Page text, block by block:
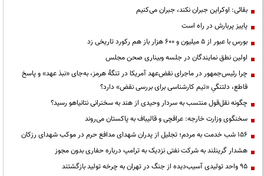
بقائی: اوکراین جبران نکند، جبران می‌کنیم
پاییز پربارش در راه است
بورس با عبور از ۵ میلیون و ۶۰۰ هزار باز هم رکورد تاریخی زد
اولین نطق نمایندگان در جلسه وبیناری صحن مجلس
چرا رئیس‌جمهور در ماجرای نقض‌عهد آمریکا در تنگهٔ هرمز، به‌جای «نبذ عهد» و پاسخ
قاطع، دلتنگیِ «تیم کارشناسی برای بررسی نقض» دارد؟
چگونه نقل‌قول منتسب به سردار وحیدی از هند به سخنرانی نتانیاهو رسید؟
سخنگوی وزارت خارجه: عراقچی و قالیباف به پاکستان می‌روند
۱۵۶ شب خدمت به مردم؛ تجلیل از پدران شهدای مدافع حرم در موکب شهدای رزکان
هشدار گرینلند به شرکت نفتی نزدیک به ترامپ درباره حفاری بدون مجوز
95 واحد تولیدی آسیب‌دیده از جنگ در تهران به چرخه تولید بازگشتند